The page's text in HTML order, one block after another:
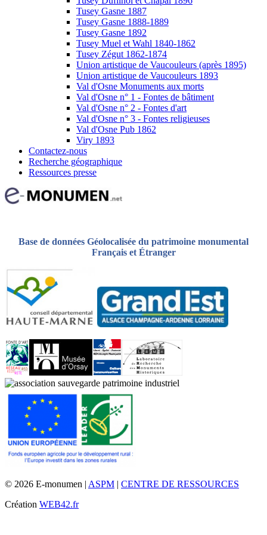
Tusey Gasne 1887
Tusey Gasne 1888-1889
Tusey Gasne 1892
Tusey Muel et Wahl 1840-1862
Tusey Zégut 1862-1874
Union artistique de Vaucouleurs (après 1895)
Union artistique de Vaucouleurs 1893
Val d'Osne Monuments aux morts
Val d'Osne n° 1 - Fontes de bâtiment
Val d'Osne n° 2 - Fontes d'art
Val d'Osne n° 3 - Fontes religieuses
Val d'Osne Pub 1862
Viry 1893
Contactez-nous
Recherche géographique
Ressources presse
Base de données Géolocalisée du patrimoine monumental
Français et Étranger
© 2026 E-monumen | ASPM | CENTRE DE RESSOURCES
Création WEB42.fr